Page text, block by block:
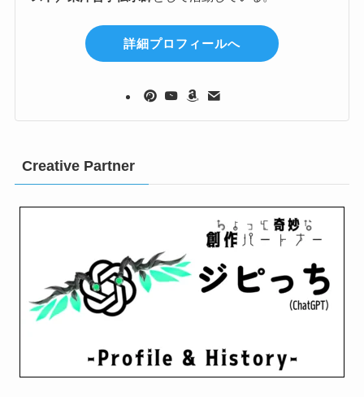
詳細プロフィールへ
Creative Partner